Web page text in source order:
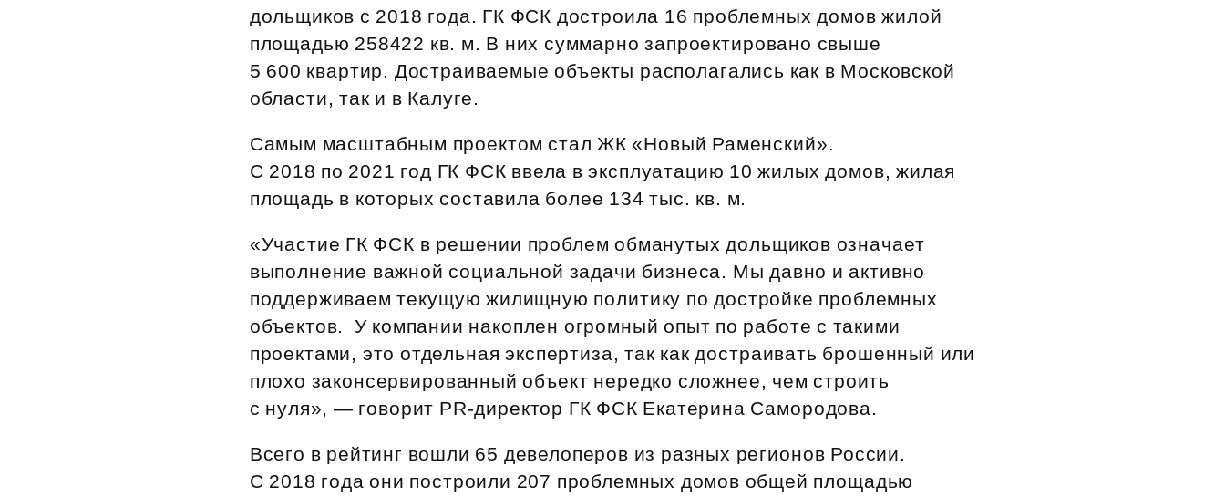
Субсидии
дольщиков с 2018 года. ГК ФСК достроила 16 проблемных домов жилой
площадью 258422 кв. м. В них суммарно запроектировано свыше
5 600 квартир. Достраиваемые объекты располагались как в Московской
области, так и в Калуге.
Самым масштабным проектом стал ЖК «Новый Раменский».
С 2018 по 2021 год ГК ФСК ввела в эксплуатацию 10 жилых домов, жилая
площадь в которых составила более 134 тыс. кв. м.
«Участие ГК ФСК в решении проблем обманутых дольщиков означает
выполнение важной социальной задачи бизнеса. Мы давно и активно
поддерживаем текущую жилищную политику по достройке проблемных
объектов. У компании накоплен огромный опыт по работе с такими
проектами, это отдельная экспертиза, так как достраивать брошенный или
плохо законсервированный объект нередко сложнее, чем строить
с нуля», — говорит PR‑директор ГК ФСК Екатерина Самородова.
Всего в рейтинг вошли 65 девелоперов из разных регионов России.
С 2018 года они построили 207 проблемных домов общей площадью